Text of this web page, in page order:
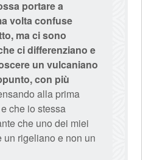
portare a
volta confuse
ma ci sono
ci differenziano e
un vulcaniano
con più
alla prima
che io stessa
che uno dei miei
un rigeliano e non un